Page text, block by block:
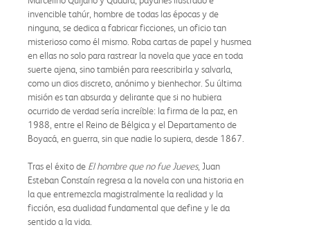
invencible tahúr, hombre de todas las épocas y de
ninguna, se dedica a fabricar ficciones, un oficio tan
misterioso como él mismo. Roba cartas de papel y husmea
en ellas no solo para rastrear la novela que yace en toda
suerte ajena, sino también para reescribirla y salvarla,
como un dios discreto, anónimo y bienhechor. Su última
misión es tan absurda y delirante que si no hubiera
ocurrido de verdad sería increíble: la firma de la paz, en
1988, entre el Reino de Bélgica y el Departamento de
Boyacá, en guerra, sin que nadie lo supiera, desde 1867.
Tras el éxito de El hombre que no fue Jueves, Juan
Esteban Constaín regresa a la novela con una historia en
la que entremezcla magistralmente la realidad y la
ficción, esa dualidad fundamental que define y le da
sentido a la vida.